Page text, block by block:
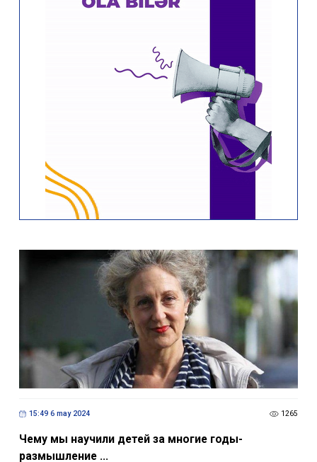
15:49 6 may 2024 1265
Чему мы научили детей за многие годы-
размышление ...